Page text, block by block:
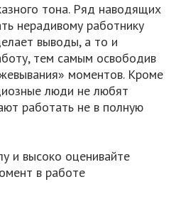
тона. Ряд наводящих
нерадивому работнику
выводы, а то и
тем самым освободив
моментов. Кроме
люди не любят
работать не в полную
и высоко оценивайте
в работе